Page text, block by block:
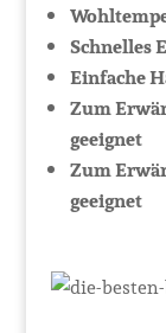
Schnelles
Einfache
Zum
geeignet
Zum
geeignet